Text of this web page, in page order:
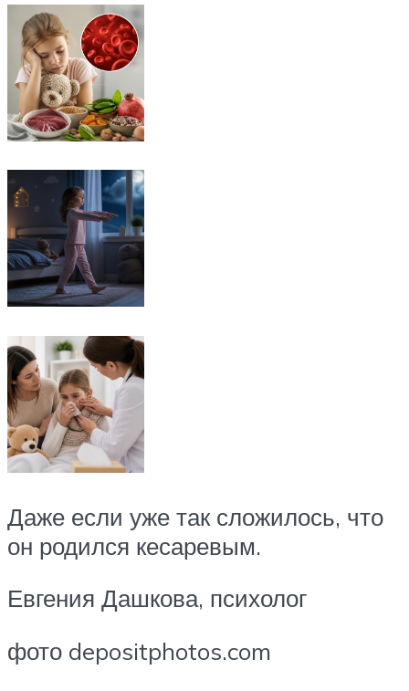
Даже если уже так сложилось, что
он родился кесаревым.
Евгения Дашкова, психолог
фото depositphotos.com